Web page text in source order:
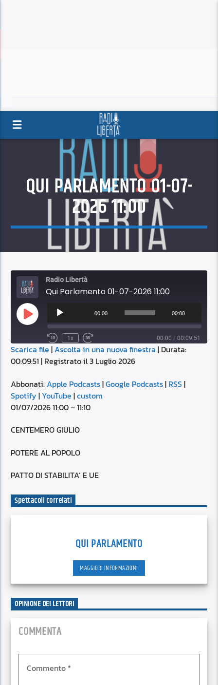
QUI PARLAMENTO 01-07-
2026 11:00
Radio Libertà
Qui Parlamento 01-07-2026 11:00
Play
Episode
Audio
Player
00:00 00:00
1x 00:00 / 00:09:51
SUBSCRIBE SHARE
Apple Podcasts Google Podcasts
YouTube
SHARE
LINK
Scarica file |Ascolta in una nuova finestra | Durata:
00:09:51 | Registrato il 3 Luglio 2026
Abbonati:Apple Podcasts|Google Podcasts| RSS|
Spotify | YouTube |custom
01/07/2026 11:00 – 11:10
CENTEMERO GIULIO
POTERE AL POPOLO
PATTO DI STABILITA’ E UE
Spettacoli correlati
QUI PARLAMENTO
MAGGIORI INFORMAZIONI
OPINIONE DEI LETTORI
COMMENTA